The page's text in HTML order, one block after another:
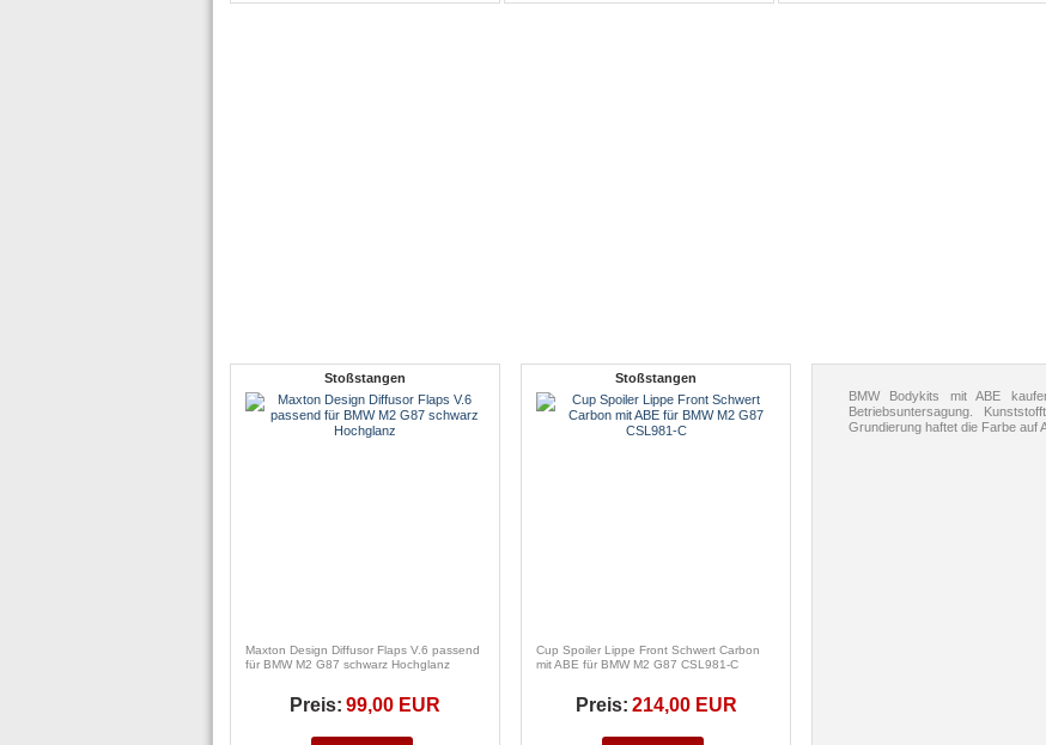
Stoßstangen
Maxton Design Diffusor Flaps V.6 passend
für BMW M2 G87 schwarz Hochglanz
Preis: 99,00 EUR
Stoßstangen
Cup Spoiler Lippe Front Schwert Carbon
mit ABE für BMW M2 G87 CSL981-C
Preis: 214,00 EUR
BMW Bodykits mit ABE
Betriebsuntersagung.
Grundierung haftet die Farbe auf